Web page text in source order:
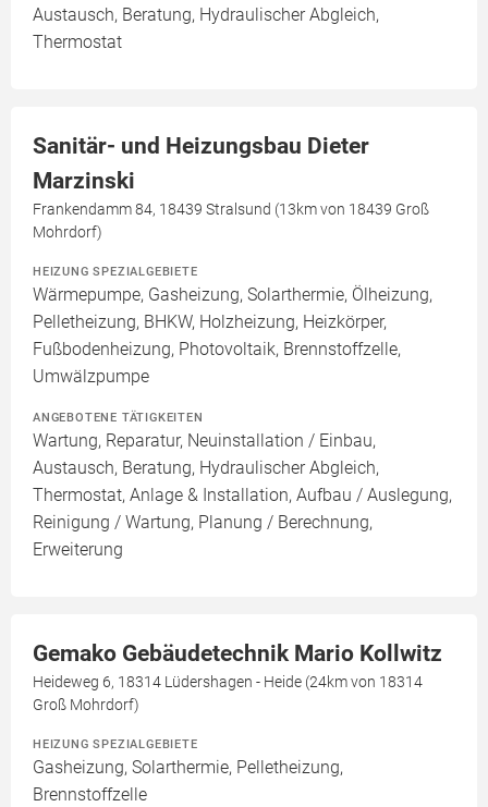
Austausch, Beratung, Hydraulischer Abgleich,
Thermostat
Sanitär- und Heizungsbau Dieter
Marzinski
Frankendamm 84, 18439 Stralsund (13km von 18439 Groß
Mohrdorf)
HEIZUNG SPEZIALGEBIETE
Wärmepumpe, Gasheizung, Solarthermie, Ölheizung,
Pelletheizung, BHKW, Holzheizung, Heizkörper,
Fußbodenheizung, Photovoltaik, Brennstoffzelle,
Umwälzpumpe
ANGEBOTENE TÄTIGKEITEN
Wartung, Reparatur, Neuinstallation / Einbau,
Austausch, Beratung, Hydraulischer Abgleich,
Thermostat, Anlage & Installation, Aufbau / Auslegung,
Reinigung / Wartung, Planung / Berechnung,
Erweiterung
Gemako Gebäudetechnik Mario Kollwitz
Heideweg 6, 18314 Lüdershagen - Heide (24km von 18314
Groß Mohrdorf)
HEIZUNG SPEZIALGEBIETE
Gasheizung, Solarthermie, Pelletheizung,
Brennstoffzelle